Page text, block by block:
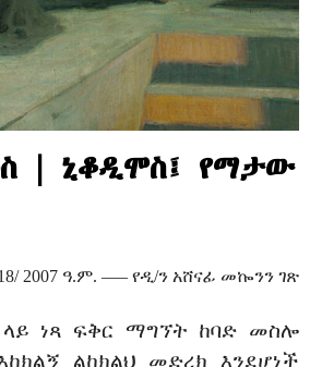
| ኒቆዲሞስ፤ የማታው
/ 2007 ዓ.ም. —– የዲ/ን አሸናፊ መኰንን ገጽ
ነጻ ፍቅር ማግኘት ከባድ መስሎ
ልከክልህ መድረክ እንደሆነች